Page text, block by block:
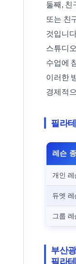
둘째, 친
또는 친
것입니
스튜디
수업에
이러한
경제적
필라
레슨
개인 레
듀엣 레
그룹 레
부산
필라